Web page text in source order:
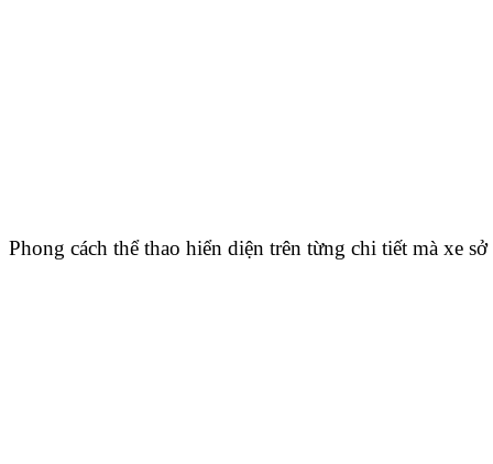
Phong cách thể thao hiển diện trên từng chi tiết mà xe